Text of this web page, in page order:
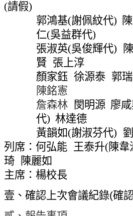
網
秘
書
室
務
團
(請假)
郭鴻基(謝佩紋代)
仁(吳益群代)
張淑英(吳俊輝代)
賢 張上淳
顏家鈺 徐源泰 郭
陳銘憲
詹森林
閔明源 廖
代) 林達德
黃韻如(謝淑芬代)
列席：何弘能 王泰升(陳韋
琦
陳麗如
主席：楊校長
壹、確認上次會議紀錄(確